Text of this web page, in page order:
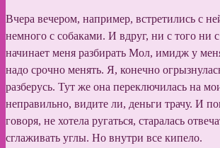
Вчера вечером, например, встретились с
немного с собаками. И вдруг, ни с того ни с
начинает меня разбирать Мол, имидж у
надо срочно менять. Я, конечно
разберусь. Тут же она переключилась на
неправильно, видите ли, деньги трачу. И
говоря, не хотела ругаться, старалась
сглаживать углы. Но внутри все кипело.